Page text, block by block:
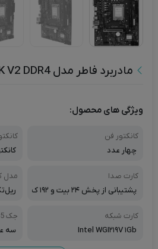
مادربرد فاطر مدل Fater H610M-K V2 DDR4
ویژگی های محصول:
کانکتور فن
چهار عدد
کارت صدا
پشتیبانی از پخش ۲۴ بیت و ۱۹۲ ک
رودی و خروجیِ صدا و ورودیِ می
کروفون / پشتیبانیِ پنل جلو از ورو
دی و خروجیِ صدا / دارای فناوری
مدل
کارت شبکه
Intel WGI۲۱۹V ۱Gb
جک 3.5 میلیمتری
سه